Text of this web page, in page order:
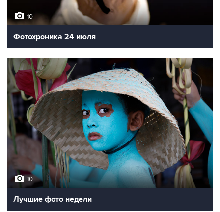
10
Фотохроника 24 июля
10
Лучшие фото недели